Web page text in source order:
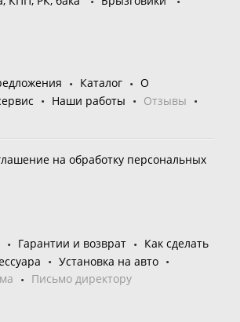
Каталог
О
Наши работы
Отзывы
на обработку персональных
Гарантии и возврат
Как сделать
Установка на авто
Письмо директору